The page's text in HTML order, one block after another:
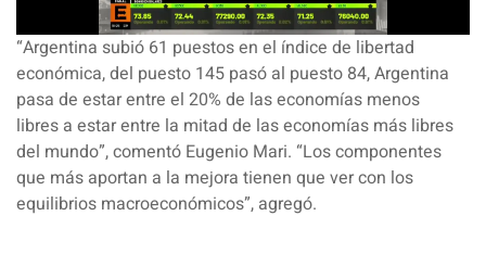
“Argentina subió 61 puestos en el índice de libertad
económica, del puesto 145 pasó al puesto 84, Argentina
pasa de estar entre el 20% de las economías menos
libres a estar entre la mitad de las economías más libres
del mundo”, comentó Eugenio Mari. “Los componentes
que más aportan a la mejora tienen que ver con los
equilibrios macroeconómicos”, agregó.